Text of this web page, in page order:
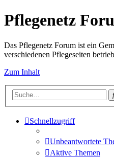
Pflegenetz
Das Pflegenetz Forum ist ein
verschiedenen Pflegeseiten
Zum Inhalt
Schnellzugriff
Unbeantwortete
Aktive Themen